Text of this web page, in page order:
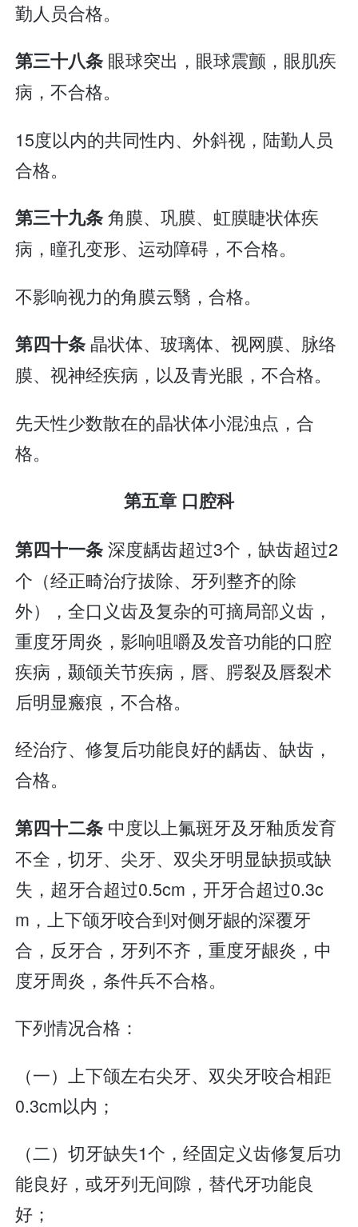
勤人员合格。
第三十八条 眼球突出，眼球震颤，眼肌疾
病，不合格。
15度以内的共同性内、外斜视，陆勤人员
合格。
第三十九条角膜、巩膜、虹膜睫状体疾
病，瞳孔变形、运动障碍，不合格。
不影响视力的角膜云翳，合格。
第四十条 晶状体、玻璃体、视网膜、脉络
膜、视神经疾病，以及青光眼，不合格。
先天性少数散在的晶状体小混浊点，合
格。
第五章 口腔科
第四十一条深度龋齿超过3个，缺齿超过2
个（经正畸治疗拔除、牙列整齐的除
外），全口义齿及复杂的可摘局部义齿，
重度牙周炎，影响咀嚼及发音功能的口腔
疾病，颞颌关节疾病，唇、腭裂及唇裂术
后明显瘢痕，不合格。
经治疗、修复后功能良好的龋齿、缺齿，
合格。
第四十二条 中度以上氟斑牙及牙釉质发育
不全，切牙、尖牙、双尖牙明显缺损或缺
失，超牙合超过0.5cm，开牙合超过0.3c
m，上下颌牙咬合到对侧牙龈的深覆牙
合，反牙合，牙列不齐，重度牙龈炎，中
度牙周炎，条件兵不合格。
下列情况合格：
（一）上下颌左右尖牙、双尖牙咬合相距
0.3cm以内；
（二）切牙缺失1个，经固定义齿修复后功
能良好，或牙列无间隙，替代牙功能良
好；